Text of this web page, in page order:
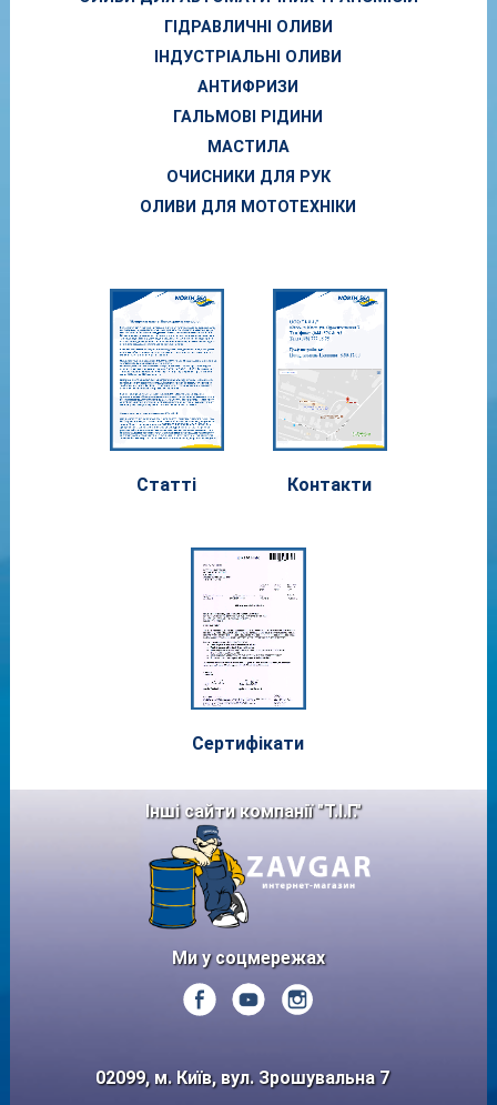
ГІДРАВЛИЧНІ ОЛИВИ
ІНДУСТРІАЛЬНІ ОЛИВИ
АНТИФРИЗИ
ГАЛЬМОВІ РІДИНИ
МАСТИЛА
ОЧИСНИКИ ДЛЯ РУК
ОЛИВИ ДЛЯ МОТОТЕХНІКИ
Статті Контакти
Сертифікати
Інші сайти компанії "Т.І.Г."
Ми у соцмережах
02099, м. Київ, вул. Зрошувальна 7